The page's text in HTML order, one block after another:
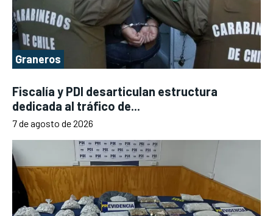
Graneros
Fiscalía y PDI desarticulan estructura
dedicada al tráfico de...
7 de agosto de 2026